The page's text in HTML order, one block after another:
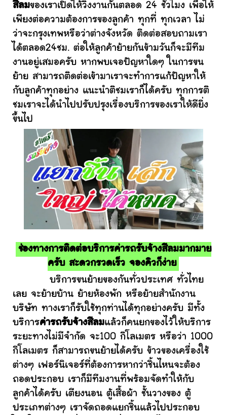
สีลมของเราเปิดให้วิ่งงานกันตลอด 24 ชั่วโมง เพื่อให้
เพียงต่อความต้องการของลูกค้า ทุกที่ ทุกเวลา ไม่
ว่าจะกรุงเทพหรือว่าต่างจังหวัด ติดต่อสอบถามเรา
ได้ตลอด24ชม. ต่อให้ลูกค้าย้ายกันข้ามวันก็จะมีทีม
งานอยู่เสมอครับ หากพบเจอปัญหาใดๆ ในการขน
ย้าย สามารถติดต่อเข้ามาเราจะทำการแก้ปัญหาให้
กับลูกค้าทุกอย่าง แนะนำติชมเราก็ได้ครับ ทุกการติ
ชมเราจะได้นำไปปรับปรุงเรื่องบริการของเราให้ดียิ่ง
ขึ้นไป
ช่องทางการติดต่อบริการค่ารถรับจ้างสีลมมากมาย
ครับ สะดวกรวดเร็ว จองคิวก็ง่าย
บริการขนย้ายของกันทั่วประเทศ ทั่วไทย
เลย จะย้ายบ้าน ย้ายห้องพัก หรือย้ายสำนักงาน
บริษัท ทางเราก็รับใช้ทุกท่านได้ทุกอย่างครับ มีทั้ง
บริการค่ารถรับจ้างสีลมแล้วก็คนยกของไว้ให้บริการ
ระยะทางไม่มีจำกัด จะ100 กิโลเมตร หรือว่า 1000
กิโลเมตร ก็สามารถขนย้ายได้ครับ ข้าวของเครื่องใช้
ต่างๆ เฟอร์นิเจอร์ที่ต้องการหากว่าชิ้นไหนจะต้อง
ถอดประกอบ เราก็มีทีมงานที่พร้อมจัดทำให้กับ
ลูกค้าได้ครับ เตียงนอน ตู้เสื้อผ้า ชั้นวางของ ตู้
ประเภทต่างๆ เราจัดถอดแยกชิ้นแล้วไปประกอบ